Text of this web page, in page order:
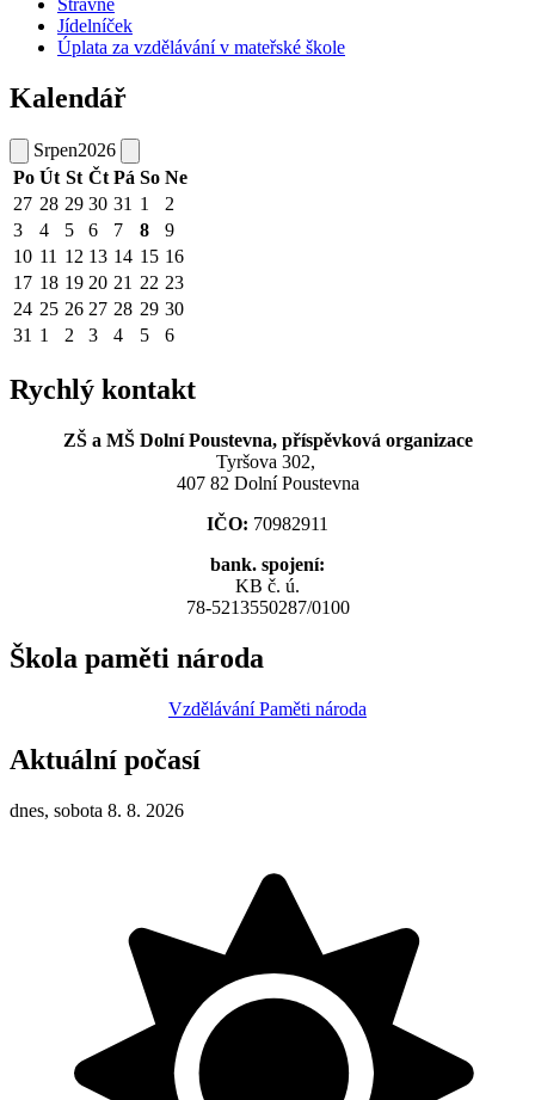
Stravné
Jídelníček
Úplata za vzdělávání v mateřské škole
Kalendář
Srpen2026
Po Út St Čt Pá So Ne
27 28 29 30 31 1
2
3
4 5 6 7 8
9
10 11 12 13 14 15 16
17 18 19 20 21 22 23
24 25 26 27 28 29 30
31 1 2 3 4 5 6
Rychlý kontakt
ZŠ a MŠ Dolní Poustevna, příspěvková organizace
Tyršova 302,
407 82 Dolní Poustevna
IČO: 70982911
bank. spojení:
KB č. ú.
78-5213550287/0100
Škola paměti národa
Vzdělávání Paměti národa
Aktuální počasí
dnes, sobota 8. 8. 2026